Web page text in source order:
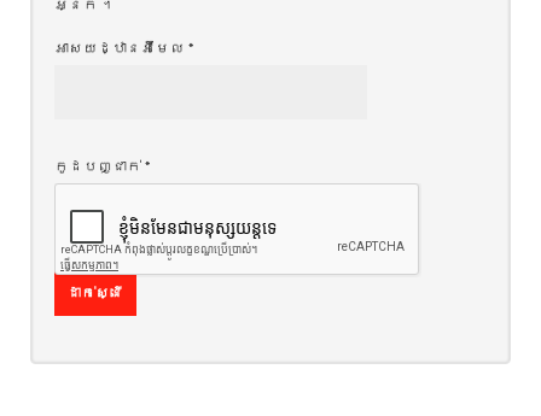
MEMBROS
Aventura
អ្នក ។
អាសយដ្ឋាន​អ៊ីមែល​ *
កូដ​បញ្ជាក់ *
ដាក់​ស្នើ